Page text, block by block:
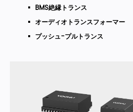
BMS絶縁トランス
オーディオトランスフォーマー
プッシュ-プルトランス